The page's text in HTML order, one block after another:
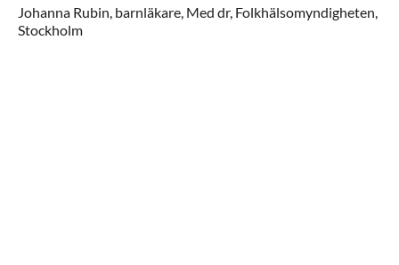
Johanna Rubin, barnläkare, Med dr, Folkhälsomyndigheten,
Stockholm